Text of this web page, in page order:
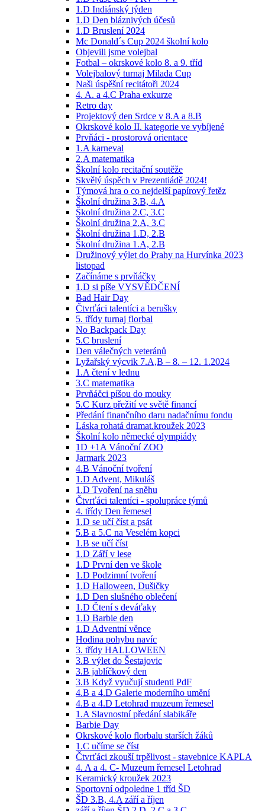
1.D Indiánský týden
1.D Den bláznivých účesů
1.D Bruslení 2024
Mc Donald´s Cup 2024 školní kolo
Objevili jsme volejbal
Fotbal – okrskové kolo 8. a 9. tříd
Volejbalový turnaj Milada Cup
Naši úspěšní recitátoři 2024
4. A. a 4.C Praha exkurze
Retro day
Projektový den Srdce v 8.A a 8.B
Okrskové kolo II. kategorie ve vybíjené
Prvňáci - prostorová orientace
1.A karneval
2.A matematika
Školní kolo recitační soutěže
Skvělý úspěch v Prezentiádě 2024!
Týmová hra o co nejdelší papírový řetěz
Školní družina 3.B, 4.A
Školní družina 2.C, 3.C
Školní družina 2.A, 3.C
Školní družina 1.D, 2.B
Školní družina 1.A, 2.B
Družinový výlet do Prahy na Hurvínka 2023
listopad
Začínáme s prvňáčky
1.D si píše VYSVĚDČENÍ
Bad Hair Day
Čtvrťáci talentíci a berušky
5. třídy turnaj florbal
No Backpack Day
5.C bruslení
Den válečných veteránů
Lyžařský výcvik 7.A,B – 8. – 12. 1.2024
1.A čtení v lednu
3.C matematika
Prvňáčci píšou do mouky
5.C Kurz přežití ve světě financí
Předání finančního daru nadačnímu fondu
Láska rohatá dramat.kroužek 2023
Školní kolo německé olympiády
1D +1A Vánoční ZOO
Jarmark 2023
4.B Vánoční tvoření
1.D Advent, Mikuláš
1.D Tvoření na sněhu
Čtvrťáci talentíci - spolupráce týmů
4. třídy Den řemesel
1.D se učí číst a psát
5.B a 5.C na Veselém kopci
1.B se učí číst
1.D Září v lese
1.D První den ve škole
1.D Podzimní tvoření
1.D Halloween, Dušičky
1.D Den slušného oblečení
1.D Čtení s deváťaky
1.D Barbie den
1.D Adventní věnce
Hodina pohybu navíc
3. třídy HALLOWEEN
3.B výlet do Šestajovic
3.B jablíčkový den
3.B Když vyučují studenti PdF
4.B a 4.D Galerie moderního umění
4.B a 4.D Letohrad muzeum řemesel
1.A Slavnostní předání slabikáře
Barbie Day
Okrskové kolo florbalu starších žáků
1.C učíme se číst
Čtvrťáci zkouší trpělivost - stavebnice KAPLA
4. A a 4. C- Muzeum řemesel Letohrad
Keramický kroužek 2023
Sportovní odpoledne 1 tříd ŠD
ŠD 3.B, 4.A září a říjen